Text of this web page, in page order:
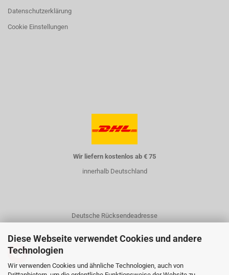
Diese Webseite verwendet Cookies und andere
Technologien
Wir verwenden Cookies und ähnliche Technologien, auch von
Datenschutzerklärung
Cookie Einstellungen
Wir liefern kostenlos ab € 75
innerhalb Deutschland
Deutsche Rücksendeadresse